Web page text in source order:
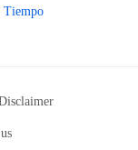
Tiempo